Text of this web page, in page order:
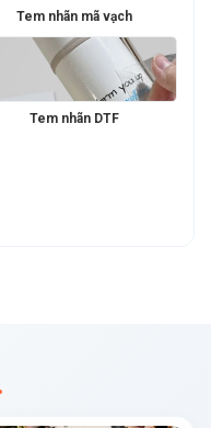
Tem nhãn mã vạch
Tem nhãn DTF